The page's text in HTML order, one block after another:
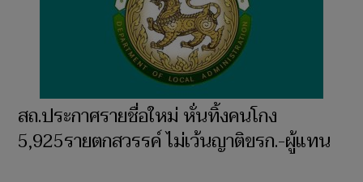
สถ.ประกาศรายชื่อใหม่ หั่นทิ้งคนโกง
5,925รายตกสวรรค์ ไม่เว้นญาติขรก.-ผู้แทน